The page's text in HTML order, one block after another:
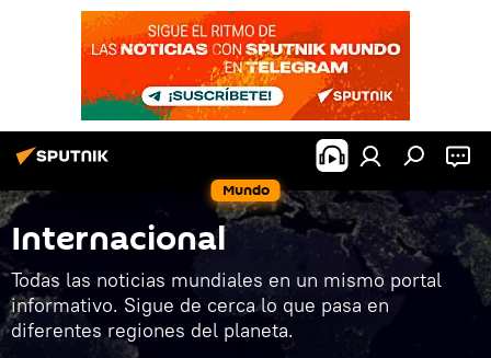
Mundo
Internacional
Todas las noticias mundiales en un mismo portal
informativo. Sigue de cerca lo que pasa en
diferentes regiones del planeta.